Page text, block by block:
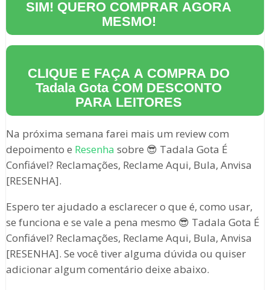
SIM! QUERO COMPRAR AGORA
MESMO!
CLIQUE E FAÇA A COMPRA DO
Tadala GotaCOM DESCONTO
PARA LEITORES
Na próxima semana farei mais um review com
depoimento e Resenha sobre 😎 Tadala Gota É
Confiável? Reclamações, Reclame Aqui, Bula, Anvisa
[RESENHA].
Espero ter ajudado a esclarecer o que é, como usar,
se funciona e se vale a pena mesmo 😎 Tadala Gota É
Confiável? Reclamações, Reclame Aqui, Bula, Anvisa
[RESENHA]. Se você tiver alguma dúvida ou quiser
adicionar algum comentário deixe abaixo.